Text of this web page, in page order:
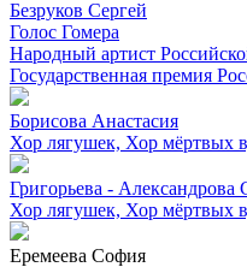
Безруков Сергей
Голос Гомера
Народный артист
Государственная премия
Борисова Анастасия
Хор лягушек, Хор мёртвых
Григорьева - Александрова
Хор лягушек, Хор мёртвых
Еремеева София